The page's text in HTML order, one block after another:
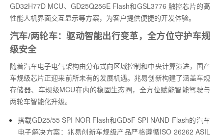
GD32H77D MCU、GD25Q256E Flash和GSL3776 触控芯片的高
性能人机界面交互显示等方案，为客户提供便捷的开发体验。
汽车/两轮车：驱动智能出行变革，全方位守护车规
级安全
随着汽车电子电气架构由分布式向区域控制和中央计算演进，国产
车规级芯片正迎来前所未有的发展机遇。兆易创新构建了涵盖车规
存储器、车规级MCU在内的稳固生态圈，全方位赋能智能驾驶与
两轮车智能化升级。
搭载GD25/55 SPI NOR Flash和GD5F SPI NAND Flash的汽车
电子解决方案：兆易创新车规级产品严格遵循ISO 26262 ASIL